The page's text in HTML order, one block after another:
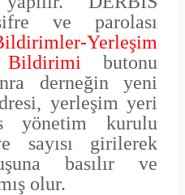
ve parolası
Yerleşim
butonu
derneğin yeni
yerleşim yeri
yönetim kurulu
sayısı girilerek
basılır ve
olur.